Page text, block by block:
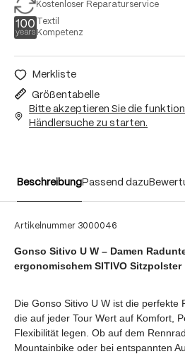
Kostenloser Reparaturservice
Textil
Kompetenz
Merkliste
Größentabelle
Bitte akzeptieren Sie die
Händlersuche zu starten.
BeschreibungPassend dazu
Artikelnummer 3000046
Gonso Sitivo U W – Damen
ergonomischem SITIVO Sitzpolster
Die Gonso Sitivo U W ist die perfekte
die auf jeder Tour Wert auf Komfort,
Flexibilität legen. Ob auf dem
Mountainbike oder bei entspannten